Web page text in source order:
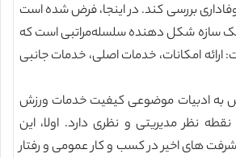
بررسی کند. در اینجا، فرض شده است
سازه شکل دهنده سلسله‌مراتبی است که
است: ارائه امکانات، خدمات اصلی، خدمات جانبی
به ادبیات موضوعی کیفیت خدمات ورزش
نظر مدیریتی و نظری دارد. اولا، این
های اخیر در کسب و کار عمومی و رفتار